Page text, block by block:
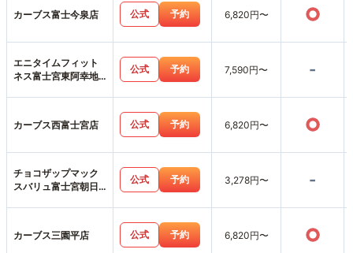
カーブス富士今泉店 公式 予約 6,820円〜 ○
エニタイムフィット
ネス富士宮東阿幸地
公式 予約 7,590円〜 -
カーブス西富士宮店 公式 予約 6,820円〜 ○
チョコザップマック
スバリュ富士宮朝日
公式 予約 3,278円〜 -
カーブス三園平店 公式 予約 6,820円〜 ○